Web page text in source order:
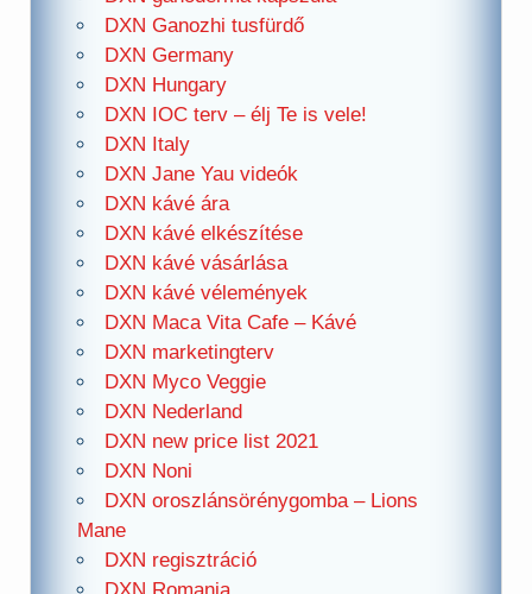
DXN Ganozhi tusfürdő
DXN Germany
DXN Hungary
DXN IOC terv – élj Te is vele!
DXN Italy
DXN Jane Yau videók
DXN kávé ára
DXN kávé elkészítése
DXN kávé vásárlása
DXN kávé vélemények
DXN Maca Vita Cafe – Kávé
DXN marketingterv
DXN Myco Veggie
DXN Nederland
DXN new price list 2021
DXN Noni
DXN oroszlánsörénygomba – Lions
Mane
DXN regisztráció